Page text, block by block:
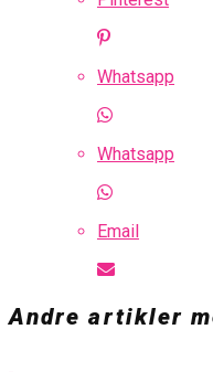
Whatsapp
Whatsapp
Email
Andre artikler